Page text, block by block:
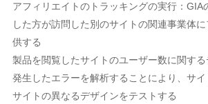
アフィリエイトのトラッキングの実行：GIA
した方が訪問した別のサイトの関連事業体
供する
製品を閲覧したサイトのユーザー数に関す
発生したエラーを解析することにより、サ
サイトの異なるデザインをテストする